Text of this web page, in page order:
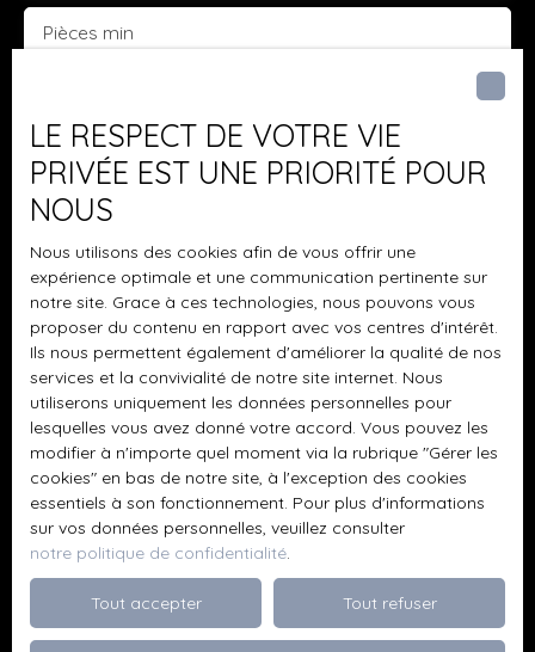
Pièces min
personnelles conformément au RGPD. Si vous ne
souhaitez pas faire l'objet de prospection
commerciale par voie téléphonique, vous pouvez
vous inscrire gratuitement sur la liste d'opposition
L223-1 du code de la consommation, sur le site
Internet www.bloctel.gouv.fr ou par courrier
adressé à :
Société Worldline, Service Bloctel, CS 61311, 41013
BLOIS CEDEX.
Pour en savoir plus sur le traitement de vos
données personnelles, veuillez consulter notre
politique de confidentialité
Recevoir des annonces
LE RESPECT DE VOTRE VIE
PRIVÉE EST UNE PRIORITÉ POUR
NOUS
Nous utilisons des cookies afin de vous offrir une
expérience optimale et une communication pertinente sur
notre site. Grace à ces technologies, nous pouvons vous
proposer du contenu en rapport avec vos centres d'intérêt.
Ils nous permettent également d'améliorer la qualité de nos
services et la convivialité de notre site internet. Nous
utiliserons uniquement les données personnelles pour
lesquelles vous avez donné votre accord. Vous pouvez les
modifier à n'importe quel moment via la rubrique ″Gérer les
cookies″ en bas de notre site, à l'exception des cookies
essentiels à son fonctionnement. Pour plus d'informations
sur vos données personnelles, veuillez consulter
notre politique de confidentialité.
Tout accepter Tout refuser